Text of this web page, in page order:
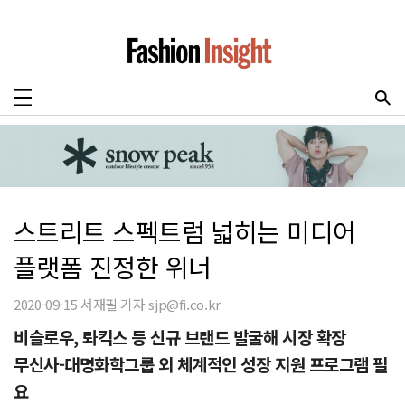
스트리트 스펙트럼 넓히는 미디어
플랫폼 진정한 위너
2020-09-15 서재필 기자 sjp@fi.co.kr
비슬로우, 롸킥스 등 신규 브랜드 발굴해 시장 확장
무신사-대명화학그룹 외 체계적인 성장 지원 프로그램 필
요